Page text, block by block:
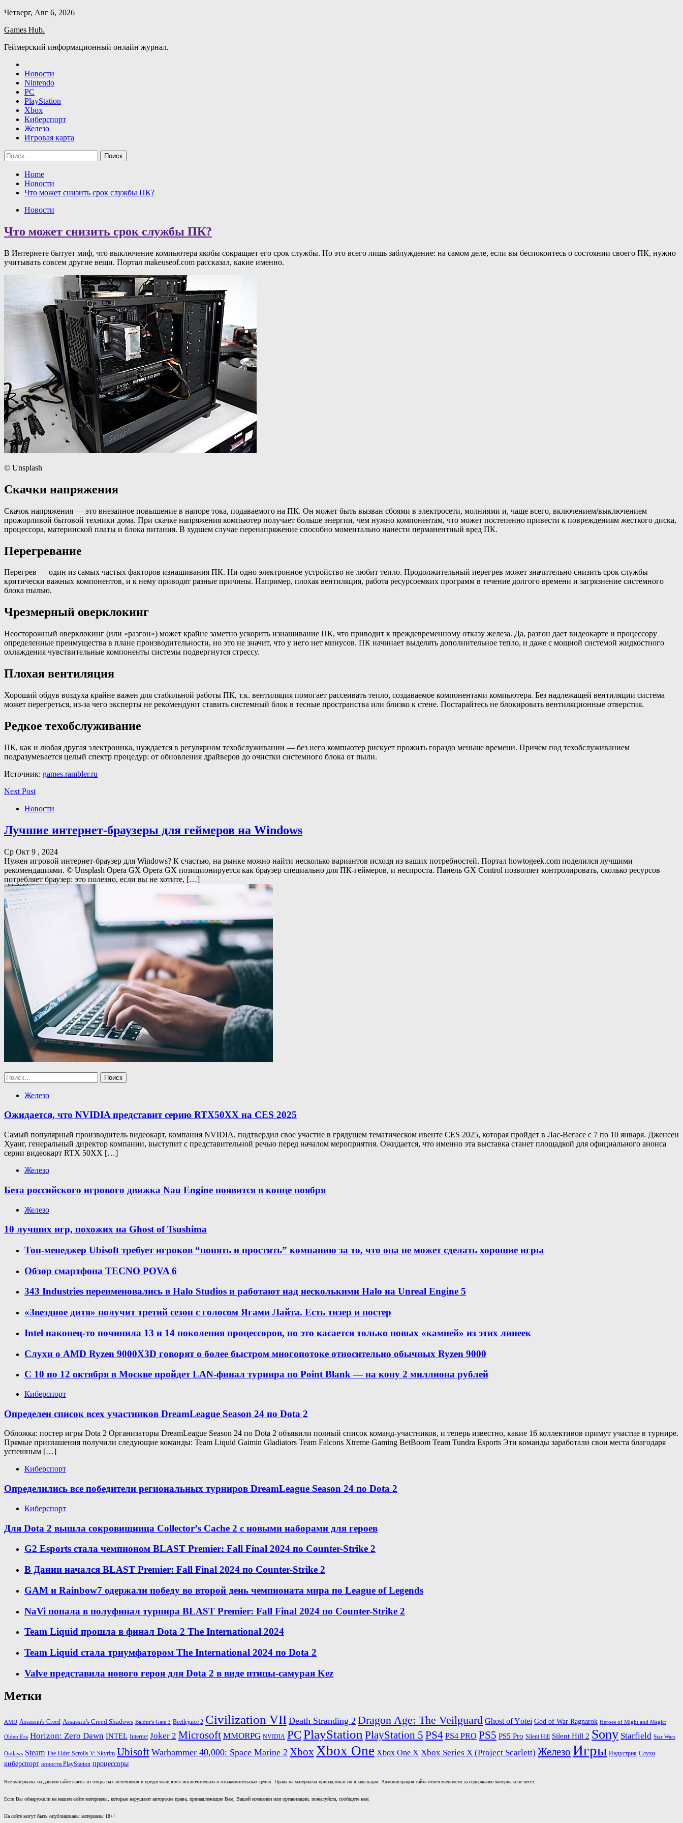
Skip
content
Четверг, Авг 6, 2026
Games Hub.
Геймерский информационный онлайн журнал.
Новости
Nintendo
PC
PlayStation
Xbox
Киберспорт
Железо
Игровая карта
Найти:
Home
Новости
Что может снизить срок службы ПК?
Новости
Что может снизить срок службы ПК?
В Интернете бытует миф, что выключение компьютера якобы сокращает его срок службы. Но это всего лишь заблуждение: на самом деле, если вы беспокоитесь о состоянии своего ПК, нужно
учитывать совсем другие вещи. Портал makeuseof.com рассказал, какие именно.
© Unsplash
Скачки напряжения
Скачок напряжения — это внезапное повышение в напоре тока, подаваемого на ПК. Он может быть вызван сбоями в электросети, молниями и, чаще всего, включением/выключением
прожорливой бытовой техники дома. При скачке напряжения компьютер получает больше энергии, чем нужно компонентам, что может постепенно привести к повреждениям жесткого диска,
процессора, материнской платы и блока питания. В худшем случае перенапряжение способно моментально нанести перманентный вред ПК.
Перегревание
Перегрев — один из самых частых факторов изнашивания ПК. Ни одно электронное устройство не любит тепло. Продолжительный перегрев может значительно снизить срок службы
критически важных компонентов, и к нему приводят разные причины. Например, плохая вентиляция, работа ресурсоемких программ в течение долгого времени и загрязнение системного
блока пылью.
Чрезмерный оверклокинг
Неосторожный оверклокинг (или «разгон») может крайне заметно ускорить изнашивание ПК, что приводит к преждевременному отказу железа. Да, разгон дает видеокарте и процессору
определенные преимущества в плане производительности, но это не значит, что у него нет минусов. ПК начинает выделять дополнительное тепло, и даже с мощной системой жидкостного
охлаждения чувствительные компоненты системы подвергнутся стрессу.
Плохая вентиляция
Хороший обдув воздуха крайне важен для стабильной работы ПК, т.к. вентиляция помогает рассеивать тепло, создаваемое компонентами компьютера. Без надлежащей вентиляции система
может перегреться, из-за чего эксперты не рекомендуют ставить системный блок в тесные пространства или близко к стене. Постарайтесь не блокировать вентиляционные отверстия.
Редкое техобслуживание
ПК, как и любая другая электроника, нуждается в регулярном техобслуживании — без него компьютер рискует прожить гораздо меньше времени. Причем под техобслуживанием
подразумевается целый спектр процедур: от обновления драйверов до очистки системного блока от пыли.
Источник: games.rambler.ru
Next Post
Новости
Лучшие интернет-браузеры для геймеров на Windows
Ср Окт 9 , 2024
Нужен игровой интернет-браузер для Windows? К счастью, на рынке можно найти несколько вариантов исходя из ваших потребностей. Портал howtogeek.com поделился лучшими
рекомендациями. © Unsplash Opera GX Opera GX позиционируется как браузер специально для ПК-геймеров, и неспроста. Панель GX Control позволяет контролировать, сколько ресурсов
потребляет браузер: это полезно, если вы не хотите, […]
Найти:
Железо
Ожидается, что NVIDIA представит серию RTX50XX на CES 2025
Самый популярный производитель видеокарт, компания NVIDIA, подтвердил свое участие в грядущем тематическом ивенте CES 2025, которая пройдет в Лас-Вегасе с 7 по 10 января. Дженсен
Хуанг, генеральный директор компании, выступит с представительной речью перед началом мероприятия. Ожидается, что именно эта выставка станет площадкой для официального анонса
серии видеокарт RTX 50XX […]
Железо
Бета российского игрового движка Nau Engine появится в конце ноября
Железо
10 лучших игр, похожих на Ghost of Tsushima
Топ-менеджер Ubisoft требует игроков “понять и простить” компанию за то, что она не может сделать хорошие игры
Обзор смартфона TECNO POVA 6
343 Industries переименовались в Halo Studios и работают над несколькими Halo на Unreal Engine 5
«Звездное дитя» получит третий сезон с голосом Ягами Лайта. Есть тизер и постер
Intel наконец-то починила 13 и 14 поколения процессоров, но это касается только новых «камней» из этих линеек
Слухи о AMD Ryzen 9000X3D говорят о более быстром многопотоке относительно обычных Ryzen 9000
С 10 по 12 октября в Москве пройдет LAN-финал турнира по Point Blank — на кону 2 миллиона рублей
Киберспорт
Определен список всех участников DreamLeague Season 24 по Dota 2
Обложка: постер игры Dota 2 Организаторы DreamLeague Season 24 по Dota 2 объявили полный список команд-участников, и теперь известно, какие 16 коллективов примут участие в турнире.
Прямые приглашения получили следующие команды: Team Liquid Gaimin Gladiators Team Falcons Xtreme Gaming BetBoom Team Tundra Esports Эти команды заработали свои места благодаря
успешным […]
Киберспорт
Определились все победители региональных турниров DreamLeague Season 24 по Dota 2
Киберспорт
Для Dota 2 вышла сокровищница Collectorʼs Cache 2 с новыми наборами для героев
G2 Esports стала чемпионом BLAST Premier: Fall Final 2024 по Counter-Strike 2
В Дании начался BLAST Premier: Fall Final 2024 по Counter-Strike 2
GAM и Rainbow7 одержали победу во второй день чемпионата мира по League of Legends
NaVi попала в полуфинал турнира BLAST Premier: Fall Final 2024 по Counter-Strike 2
Team Liquid прошла в финал Dota 2 The International 2024
Team Liquid стала триумфатором The International 2024 по Dota 2
Valve представила нового героя для Dota 2 в виде птицы-самурая Kez
Метки
AMD Assassin's Creed Assassin's Creed Shadows Baldur's Gate 3 Beetlejuice 2 Civilization VII Death Stranding 2 Dragon Age: The Veilguard Ghost of Yōtei God of War Ragnarok Heroes of Might and Magic:
Olden Era Horizon: Zero Dawn INTEL Internet Joker 2 Microsoft MMORPG NVIDIA PCPlayStation PlayStation 5 PS4 PS4 PRO PS5 PS5 Pro Silent Hill Silent Hill 2 Sony Starfield Star Wars
Outlaws Steam The Elder Scrolls V: Skyrim Ubisoft Warhammer 40,000: Space Marine 2 XboxXbox One Xbox One X Xbox Series X (Project Scarlett) Железо Игры Индустрия Слухи
киберспорт новости PlayStation процессоры
Все материалы на данном сайте взяты из открытых источников и предоставляются исключительно в ознакомительных целях. Права на материалы принадлежат их владельцам. Администрация сайта ответственности за содержание материала не несет.
Если Вы обнаружили на нашем сайте материалы, которые нарушают авторские права, принадлежащие Вам, Вашей компании или организации, пожалуйста, сообщите нам.
На сайте могут быть опубликованы материалы 18+!